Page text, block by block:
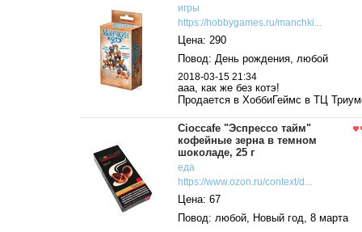
игры
https://hobbygames.ru/manchki...
Цена: 290
Повод: День рождения, любой
2018-03-15 21:34
ааа, как же без котэ!
Продается в ХоббиГеймс в ТЦ
Cioccafe "Эспрессо тайм"
кофейные зерна в темном
шоколаде, 25 г
еда
https://www.ozon.ru/context/d...
Цена: 67
Повод: любой, Новый год, 8 марта